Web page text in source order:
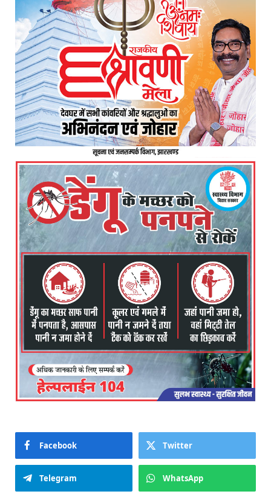
Facebook Twitter
Telegram WhatsApp